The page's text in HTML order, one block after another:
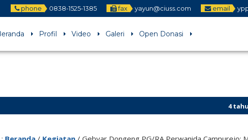
phone 0838-1525-1385 fax yayun@ciuss.com email
Profil Video Galeri Open Donasi
4 tahun yang